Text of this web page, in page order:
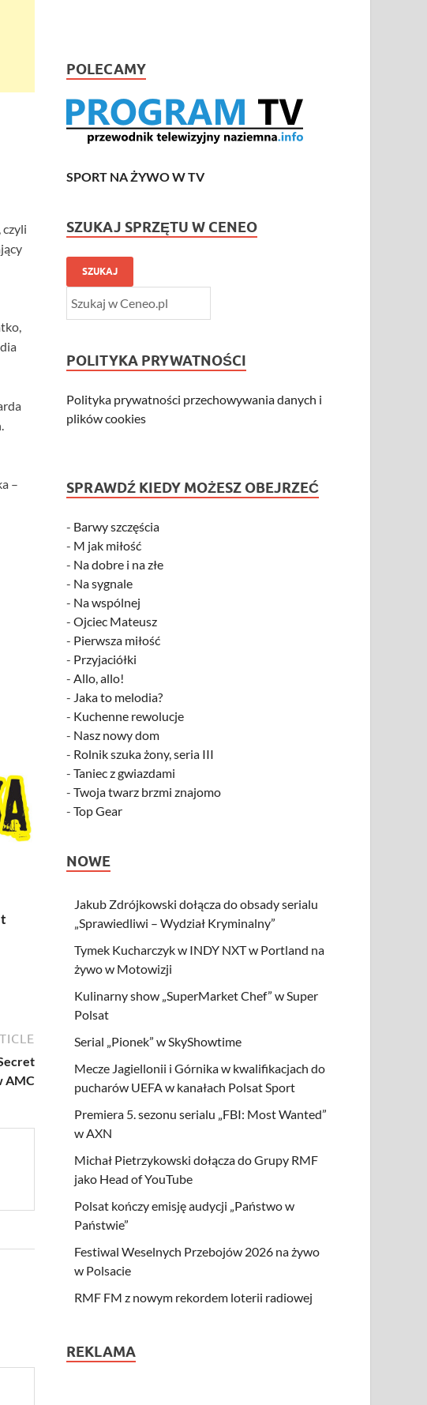
czyli
–
AMC
POLECAMY
SPORT NA ŻYWO W TV
SZUKAJ SPRZĘTU W CENEO
SZUKAJ
POLITYKA PRYWATNOŚCI
Polityka prywatności przechowywania danych i
plików cookies
SPRAWDŹ KIEDY MOŻESZ OBEJRZEĆ
- Barwy szczęścia
- M jak miłość
- Na dobre i na złe
- Na sygnale
- Na wspólnej
-Ojciec Mateusz
- Pierwsza miłość
- Przyjaciółki
-Allo, allo!
- Jaka to melodia?
- Kuchenne rewolucje
- Nasz nowy dom
- Rolnik szuka żony, seria III
-Taniec z gwiazdami
-Twoja twarz brzmi znajomo
-Top Gear
NOWE
Jakub Zdrójkowski dołącza do obsady serialu
„Sprawiedliwi – Wydział Kryminalny”
Tymek Kucharczyk w INDY NXT w Portland na
żywo w Motowizji
Kulinarny show „SuperMarket Chef” w Super
Polsat
Serial „Pionek” w SkyShowtime
Mecze Jagiellonii i Górnika w kwalifikacjach do
pucharów UEFA w kanałach Polsat Sport
Premiera 5. sezonu serialu „FBI: Most Wanted”
w AXN
Michał Pietrzykowski dołącza do Grupy RMF
jako Head of YouTube
Polsat kończy emisję audycji „Państwo w
Państwie”
Festiwal Weselnych Przebojów 2026 na żywo
w Polsacie
RMF FM z nowym rekordem loterii radiowej
REKLAMA